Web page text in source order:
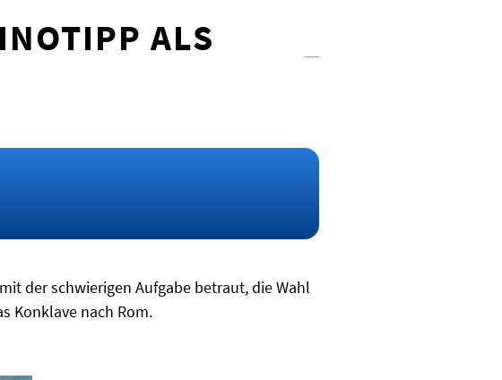
ALS
der schwierigen Aufgabe betraut, die Wahl
Konklave nach Rom.